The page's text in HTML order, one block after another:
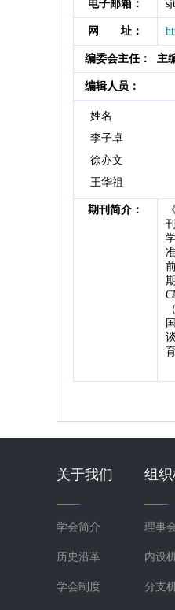
电子邮箱：
网 址：
编委会主任： 主
编辑人员：
姓名
李子卓
徐亦文
王华祖
期刊简介：
关于我们
学会简介
历史沿革
学会制度
组
理事
内设
分支